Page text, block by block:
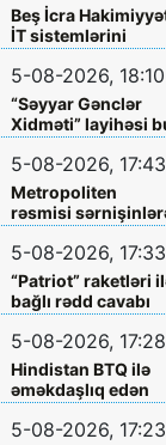
Beş İcra
İT sistemlərini
“Hökumət
buludu”na köçürdü
5-08-2026, 18:10
“Səyyar Gənclər
Xidməti” layihəsi
dəfə
5-08-2026, 17:43
Metropoliten
rəsmisi
çıxış yolu göstərdi
5-08-2026, 17:33
“Patriot” raketləri
bağlı rədd cavabı
aldı
5-08-2026, 17:28
Hindistan BTQ ilə
əməkdaşlıq edən
hüquq
təhdid edib
5-08-2026, 17:23